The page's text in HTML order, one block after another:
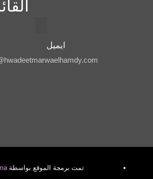
ايميل
تمت برمجة الموقع بواسطة